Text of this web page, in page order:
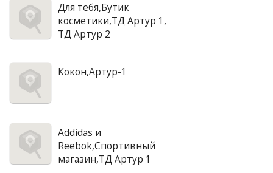
Для тебя,Бутик
косметики,ТД Артур 1,
ТД Артур 2
Кокон,Артур-1
Addidas и
Reebok,Спортивный
магазин,ТД Артур 1